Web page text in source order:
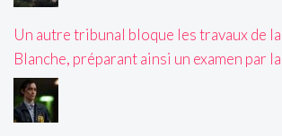
Un autre tribunal bloque les travaux de
Blanche, préparant ainsi un examen par